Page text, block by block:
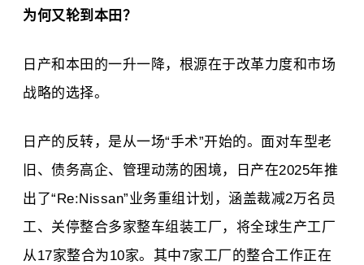
为何又轮到本田？
日产和本田的一升一降，根源在于改革力度和市场
战略的选择。
日产的反转，是从一场“手术”开始的。面对车型老
旧、债务高企、管理动荡的困境，日产在2025年推
出了“Re:Nissan”业务重组计划，涵盖裁减2万名员
工、关停整合多家整车组装工厂，将全球生产工厂
从17家整合为10家。其中7家工厂的整合工作正在